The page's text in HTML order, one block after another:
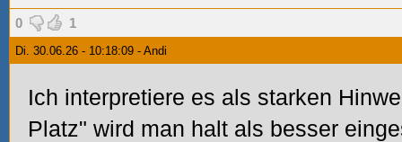
0 1
Di. 30.06.26 - 10:18:09 - Andi
Ich interpretiere es als starken
Platz" wird man halt als besser